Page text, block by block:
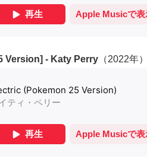
Version] - Katy Perry （2022年）